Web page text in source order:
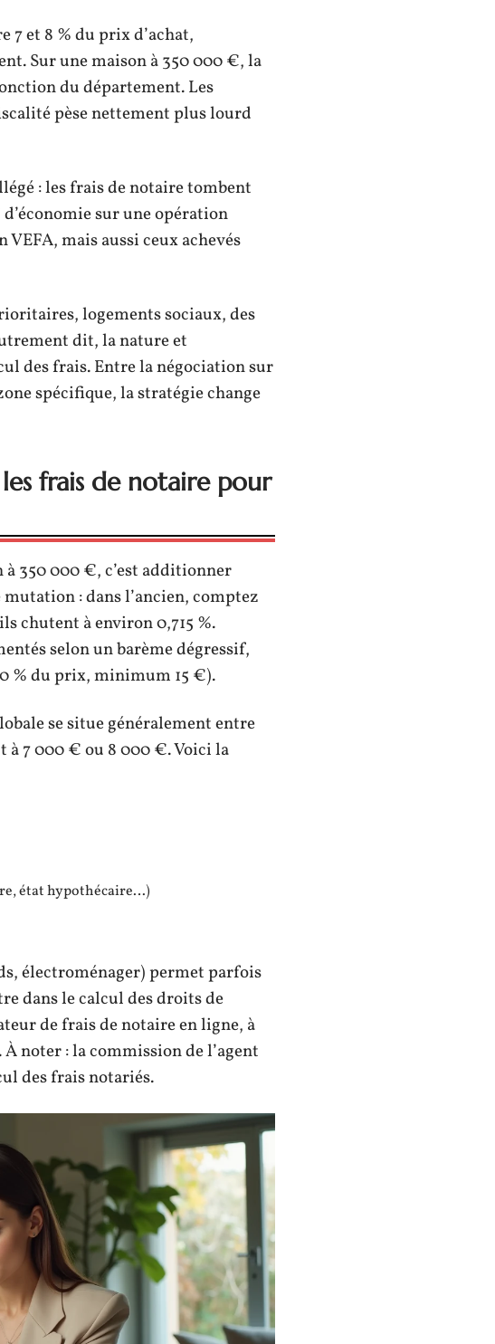
7 et 8 % du prix d’achat,
Sur une maison à 350 000 €, la
du département. Les
pèse nettement plus lourd
: les frais de notaire tombent
sur une opération
mais aussi ceux achevés
logements sociaux, des
dit, la nature et
des frais. Entre la négociation sur
spécifique, la stratégie change
frais de notaire pour
350 000 €, c’est additionner
: dans l’ancien, comptez
chutent à environ 0,715 %.
selon un barème dégressif,
% du prix, minimum 15 €).
se situe généralement entre
7 000 € ou 8 000 €. Voici la
état hypothécaire…)
électroménager) permet parfois
dans le calcul des droits de
de frais de notaire en ligne, à
noter : la commission de l’agent
des frais notariés.